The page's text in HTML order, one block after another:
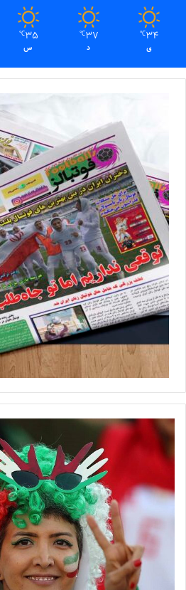
34
℃
ی
37
℃
د
35
℃
س